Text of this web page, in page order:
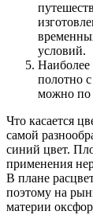
условий.
Наиболее
полотно
можно по
Что касается
самой
синий цвет.
применения
В плане
поэтому на
материи